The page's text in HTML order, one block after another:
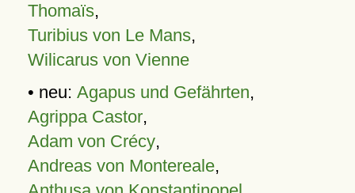
Thomaïs,
Turibius von Le Mans,
Wilicarus von Vienne
• neu: Agapus und Gefährten,
Agrippa Castor,
Adam von Crécy,
Andreas von Montereale,